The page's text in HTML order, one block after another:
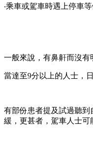
‧乘車或駕車時遇上停車
一般來說，有鼻鼾而沒有
當達至9分以上的人士，
有部份患者提及試過聽
緩，更甚者，駕車人士可